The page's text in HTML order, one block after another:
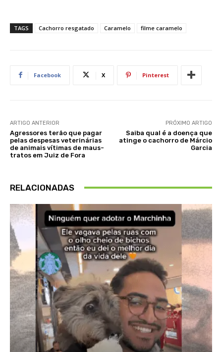
TAGS Cachorro resgatado Caramelo filme caramelo
Facebook X Pinterest
ARTIGO ANTERIOR
Agressores terão que pagar
pelas despesas veterinárias
de animais vítimas de maus-
tratos em Juiz de Fora
PRÓXIMO ARTIGO
Saiba qual é a doença que
atinge o cachorro de Márcio
Garcia
RELACIONADAS